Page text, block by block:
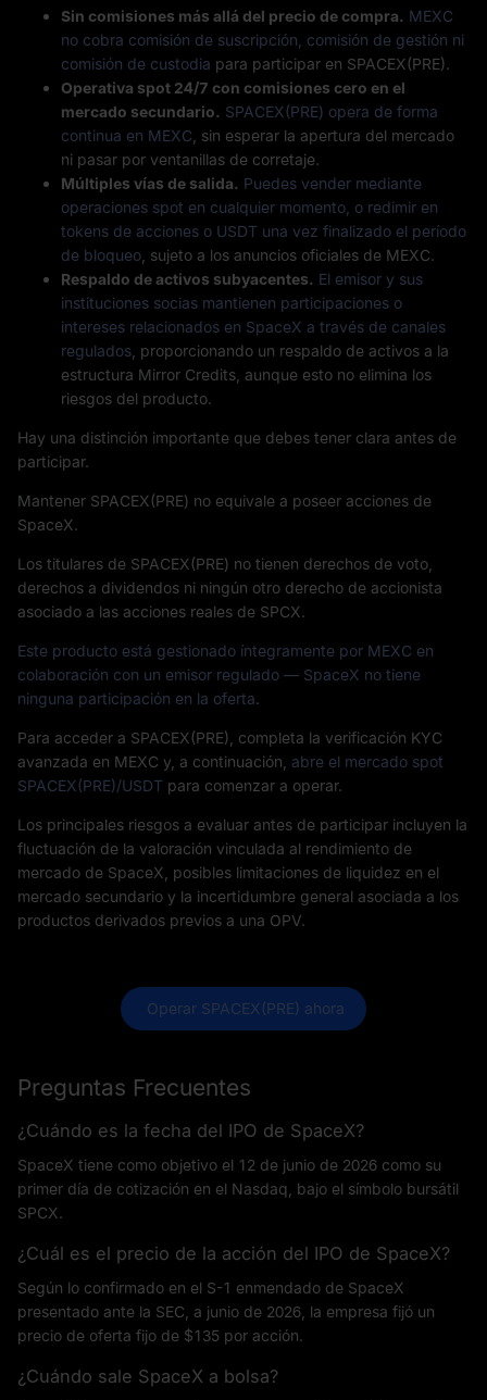
Sin comisiones más allá del precio de compra. MEXC
no cobra comisión de suscripción, comisión de gestión ni
comisión de custodia para participar en SPACEX(PRE).
Operativa spot 24/7 con comisiones cero en el
mercado secundario. SPACEX(PRE) opera de forma
continua en MEXC , sin esperar la apertura del mercado
ni pasar por ventanillas de corretaje.
Múltiples vías de salida. Puedes vender mediante
operaciones spot en cualquier momento, o redimir en
tokens de acciones o USDT una vez finalizado el período
de bloqueo , sujeto a los anuncios oficiales de MEXC.
Respaldo de activos subyacentes. El emisor y sus
instituciones socias mantienen participaciones o
intereses relacionados en SpaceX a través de canales
regulados , proporcionando un respaldo de activos a la
estructura Mirror Credits, aunque esto no elimina los
riesgos del producto.
Hay una distinción importante que debes tener clara antes de
participar.
Mantener SPACEX(PRE) no equivale a poseer acciones de
SpaceX.
Los titulares de SPACEX(PRE) no tienen derechos de voto,
derechos a dividendos ni ningún otro derecho de accionista
asociado a las acciones reales de SPCX.
Este producto está gestionado íntegramente por MEXC en
colaboración con un emisor regulado — SpaceX no tiene
ninguna participación en la oferta.
Para acceder a SPACEX(PRE), completa la verificación KYC
avanzada en MEXC y, a continuación, abre el mercado spot
SPACEX(PRE)/USDT para comenzar a operar.
Los principales riesgos a evaluar antes de participar incluyen la
fluctuación de la valoración vinculada al rendimiento de
mercado de SpaceX, posibles limitaciones de liquidez en el
mercado secundario y la incertidumbre general asociada a los
productos derivados previos a una OPV.
Operar SPACEX(PRE) ahora
Preguntas Frecuentes
¿Cuándo es la fecha del IPO de SpaceX?
SpaceX tiene como objetivo el 12 de junio de 2026 como su
primer día de cotización en el Nasdaq, bajo el símbolo bursátil
SPCX.
¿Cuál es el precio de la acción del IPO de SpaceX?
Según lo confirmado en el S-1 enmendado de SpaceX
presentado ante la SEC, a junio de 2026, la empresa fijó un
precio de oferta fijo de $135 por acción.
¿Cuándo sale SpaceX a bolsa?